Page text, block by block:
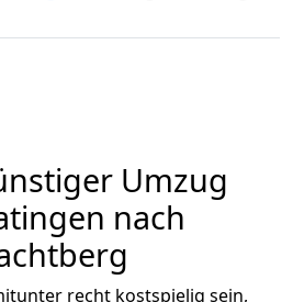
Umzug
nach
recht kostspielig sein,